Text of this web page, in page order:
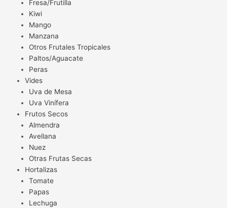
Fresa/Frutilla
Kiwi
Mango
Manzana
Otros Frutales Tropicales
Paltos/Aguacate
Peras
Vides
Uva de Mesa
Uva Vinífera
Frutos Secos
Almendra
Avellana
Nuez
Otras Frutas Secas
Hortalizas
Tomate
Papas
Lechuga